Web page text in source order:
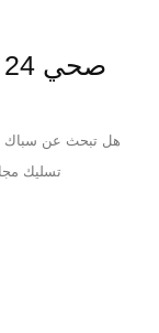
صحي 24 ساعة الكويت 97371477
تسليك مجاري